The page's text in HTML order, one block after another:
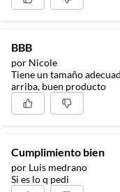
BBB
por Nicole
Tiene un tamaño
arriba, buen producto
Cumplimiento bien
por Luis medrano
Si es lo q pedi